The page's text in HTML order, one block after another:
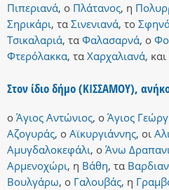
Πιπεριανά, ο Πλάτανος, η
Σηρικάρι, τα Σινενιανά, το
Τσικαλαριά, τα Φαλασαρνά, ο
Φτερόλακκα, τα Χαρχαλιανά, και
Στον ίδιο δήμο (ΚΙΣΣΑΜΟΥ),
ο Άγιος Αντώνιος, ο Άγιος
Αζογυράς, ο Αϊκυργιάννης, οι
Αμυγδαλοκεφάλι, ο Άνω
Αρμενοχώρι, η Βάθη, τα
Βουλγάρω, ο Γαλουβάς, η